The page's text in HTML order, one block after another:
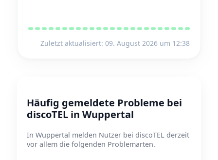
Zuletzt aktualisiert: 09. August 2026 um 12:38
Häufig gemeldete Probleme bei
discoTEL in Wuppertal
In Wuppertal melden Nutzer bei discoTEL derzeit
vor allem die folgenden Problemarten.